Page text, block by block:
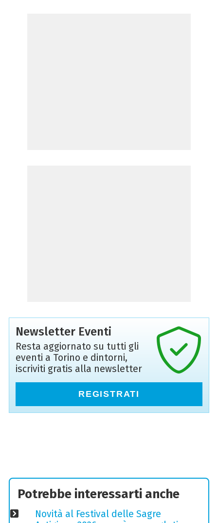
Newsletter Eventi
Resta aggiornato su tutti gli
eventi a Torino e dintorni,
iscriviti gratis alla newsletter
REGISTRATI
Potrebbe interessarti anche
Novità al Festival delle Sagre